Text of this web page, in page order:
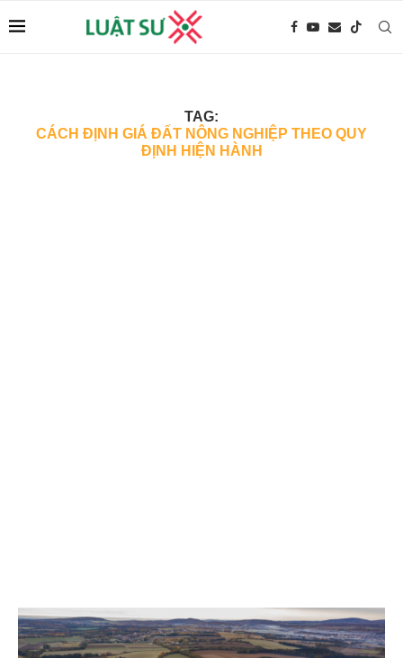
TAG:
CÁCH ĐỊNH GIÁ ĐẤT NÔNG NGHIỆP THEO QUY
ĐỊNH HIỆN HÀNH